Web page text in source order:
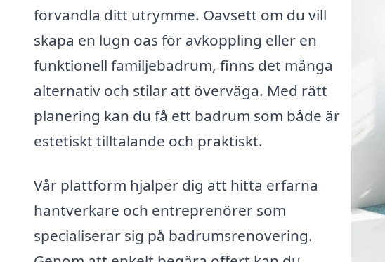
förvandla ditt utrymme. Oavsett om du vill
skapa en lugn oas för avkoppling eller en
funktionell familjebadrum, finns det många
alternativ och stilar att överväga. Med rätt
planering kan du få ett badrum som både är
estetiskt tilltalande och praktiskt.
Vår plattform hjälper dig att hitta erfarna
hantverkare och entreprenörer som
specialiserar sig på badrumsrenovering.